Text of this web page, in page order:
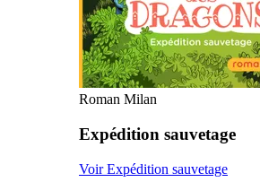
Roman Milan
Expédition sauvetage
Voir Expédition sauvetage